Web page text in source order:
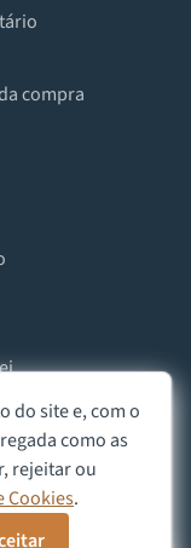
compra
doação
Legal
do site e, com o
como as
rejeitar ou
Cookies.